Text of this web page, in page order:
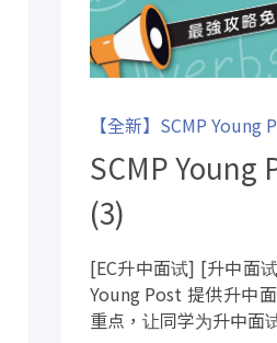
【全新】SCMP
SCMP Young
(3)
[EC升中面试] [升中面
Young Post 提供升中
重点，让同学为升中面